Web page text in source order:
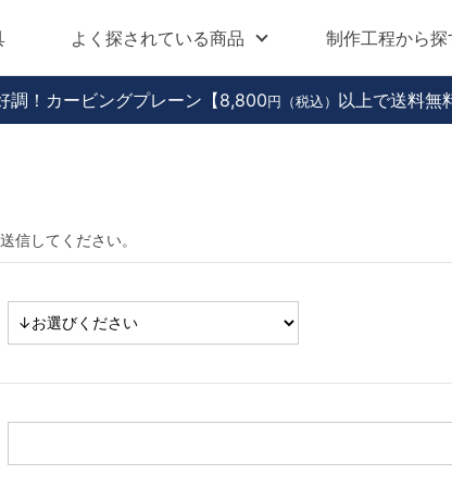
よく探されている商品 制作工程から探
調！カービングプレーン 【8,800 円（税込） 以上で送料無
信してください。